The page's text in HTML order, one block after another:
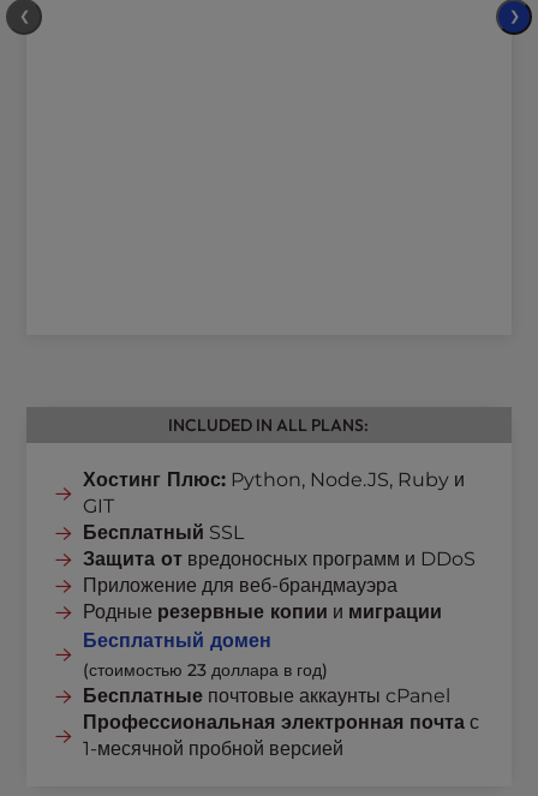
INCLUDED IN ALL PLANS:
Хостинг Плюс: Python, Node.JS, Ruby и
GIT
Бесплатный SSL
Защита от вредоносных программ и DDoS
Приложение для веб-брандмауэра
Родные резервные копии и миграции
Бесплатный домен
(стоимостью 23 доллара в год)
Бесплатные почтовые аккаунты cPanel
Профессиональная электронная почта с
1-месячной пробной версией
❮ ❯